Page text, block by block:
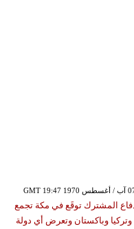
المشترك توقَع في مكة تجمع
وتركيا وباكستان وتعرض أي دولة